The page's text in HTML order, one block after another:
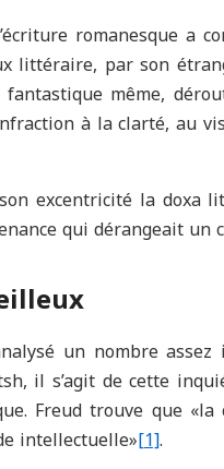
romanesque a
littéraire, par son
même,
à la clarté, au
excentricité la doxa
qui dérangeait
un nombre
il s’agit de cette
Freud trouve que
intellectuelle»[1].